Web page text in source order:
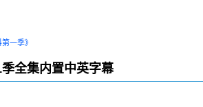
一季》
全集内置中英字幕